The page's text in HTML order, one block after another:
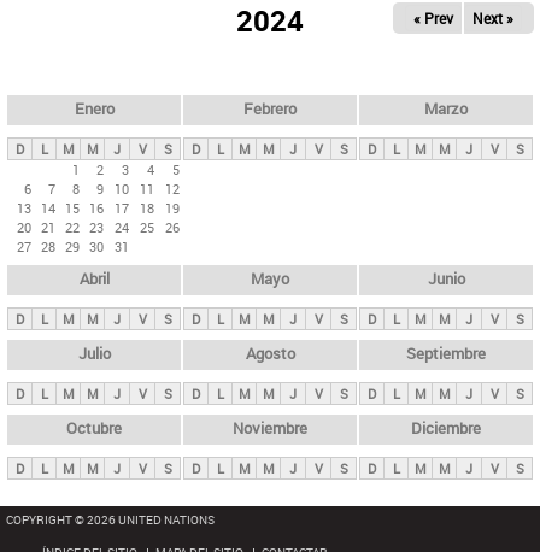
ds
p
n
i
p
a
l
s
2024 « Prev Next »
Enero
D L M M J V
S
1
2 3 4
5
6
7 8 9 10 11
12
13 14 15 16 17 18
19
20 21 22 23 24 25 26
27 28 29 30 31
Febrero
D L M M J V S
Marzo
D L M M J V S
Abril
D L M M J V S
Mayo
D L M M J V S
Junio
D L M M J V S
Julio
D L M M J V S
Agosto
D L M M J V S
Septiembre
D L M M J V S
Octubre
D L M M J V S
Noviembre
D L M M J V S
Diciembre
D L M M J V S
COPYRIGHT © 2026 UNITED NATIONS